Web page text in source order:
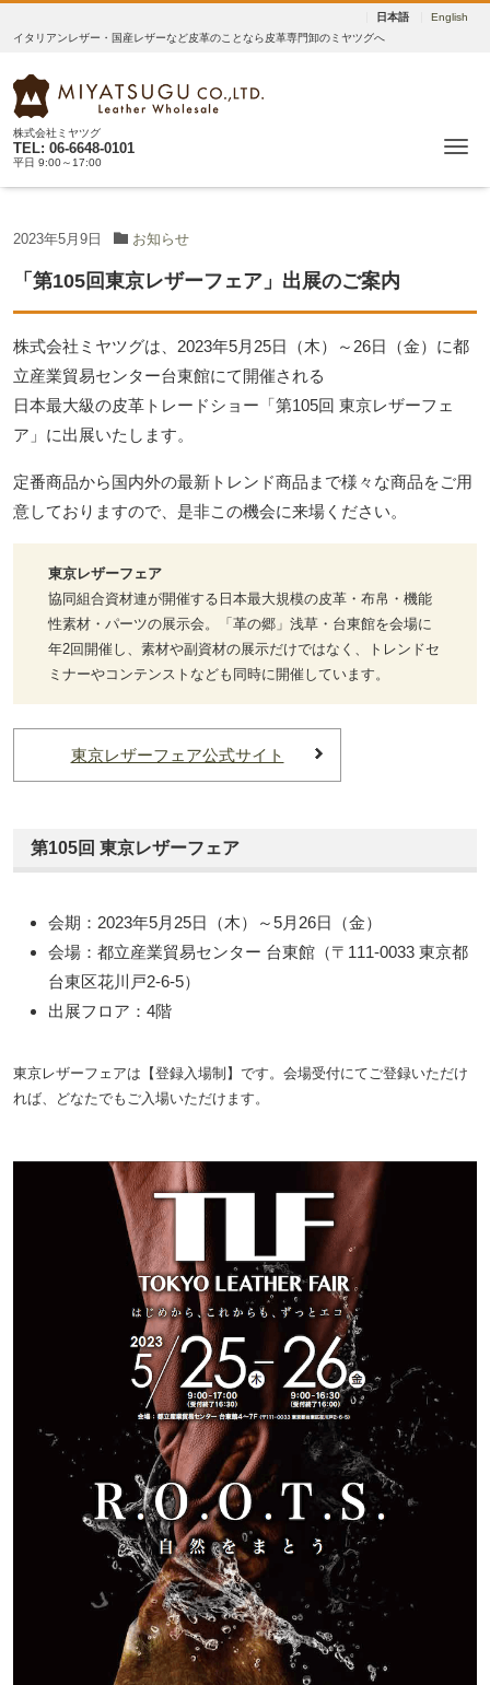
日本語
English
イタリアンレザー・国産レザーなど皮革のことなら皮革専門卸のミヤツグへ
株式会社ミヤツグ
TEL: 06-6648-0101
平日 9:00～17:00
2023年5月9日 お知らせ
「第105回東京レザーフェア」出展のご案内
株式会社ミヤツグは、2023年5月25日（木）～26日（金）に都
立産業貿易センター台東館にて開催される
日本最大級の皮革トレードショー「第105回 東京レザーフェ
ア」に出展いたします。
定番商品から国内外の最新トレンド商品まで様々な商品をご用
意しておりますので、是非この機会に来場ください。
東京レザーフェア
協同組合資材連が開催する日本最大規模の皮革・布帛・機能
性素材・パーツの展示会。「革の郷」浅草・台東館を会場に
年2回開催し、素材や副資材の展示だけではなく、トレンドセ
ミナーやコンテンストなども同時に開催しています。
東京レザーフェア公式サイト
第105回 東京レザーフェア
会期：2023年5月25日（木）～5月26日（金）
会場：都立産業貿易センター 台東館（〒111-0033 東京都
台東区花川戸2-6-5）
出展フロア：4階
東京レザーフェアは【登録入場制】です。会場受付にてご登録いただけ
れば、どなたでもご入場いただけます。